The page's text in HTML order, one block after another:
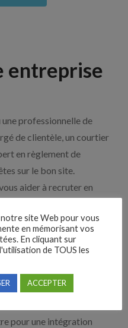
entreprise
professionnelle de
de clientèle, un courtier
en règlement de
sur le bon site.
aider à recruter en
de recherches,
sont nos
pour une intégration
site Web pour vous
en mémorisant vos
En cliquant sur
de TOUS les
ACCEPTER